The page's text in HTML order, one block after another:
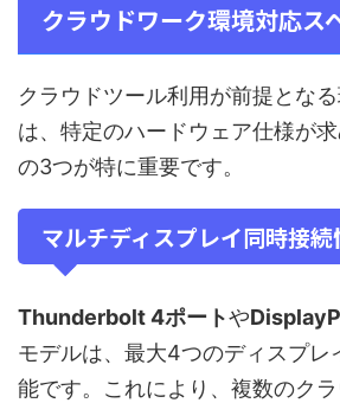
クラウドワーク環境対応ス
クラウドツール利用が前提とな
は、特定のハードウェア仕様が
の3つが特に重要です。
マルチディスプレイ同時接続
Thunderbolt 4ポートや
モデルは、最大4つのディスプレ
能です。これにより、複数のク